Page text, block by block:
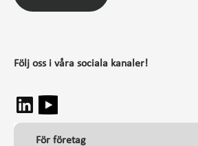
Följ oss i våra sociala kanaler!
För företag